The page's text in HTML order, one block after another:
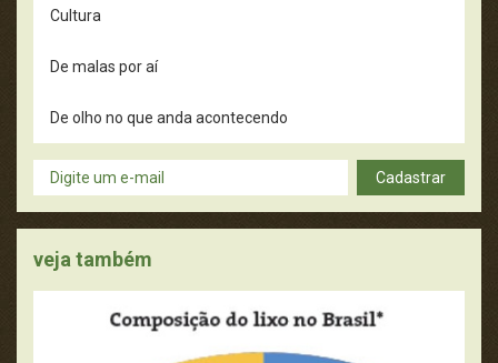
Cultura
De malas por aí
De olho no que anda acontecendo
Dicas úteis
Filmes, Livros e Música
Fotografia
Cadastrar
veja também